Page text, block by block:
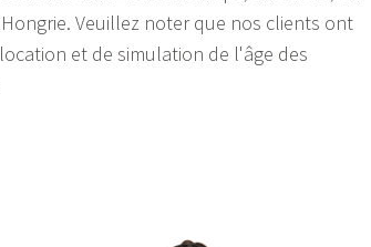
Veuillez noter que nos clients ont
et de simulation de l'âge des